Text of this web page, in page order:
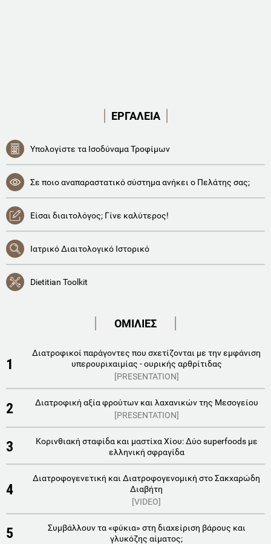
ΕΡΓΑΛΕΙΑ
Υπολογίστε τα Ισοδύναμα Τροφίμων
Σε ποιο αναπαραστατικό σύστημα ανήκει ο Πελάτης σας;
Είσαι διαιτολόγος; Γίνε καλύτερος!
Ιατρικό Διαιτολογικό Ιστορικό
Dietitian Toolkit
ΟΜΙΛΙΕΣ
1
Διατροφικοί παράγοντες που σχετίζονται με την εμφάνιση
υπερουριχαιμίας - ουρικής αρθρίτιδας
[PRESENTATION]
2
Διατροφική αξία φρούτων και λαχανικών της Μεσογείου
[PRESENTATION]
3
Κορινθιακή σταφίδα και μαστίχα Χίου: Δύο superfoods με
ελληνική σφραγίδα
4
Διατροφογενετική και Διατροφογενομική στο Σακχαρώδη
Διαβήτη
[VIDEO]
5
Συμβάλλουν τα «φύκια» στη διαχείριση βάρους και
γλυκόζης αίματος;